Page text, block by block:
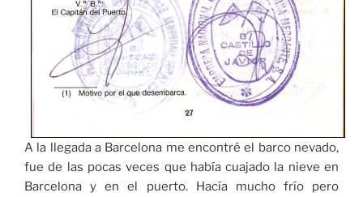
A la llegada a Barcelona me encontré el barco nevado,
fue de las pocas veces que había cuajado la nieve en
Barcelona y en el puerto. Hacía mucho frío pero